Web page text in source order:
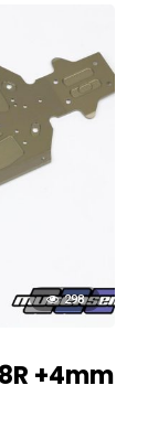
298
+4mm